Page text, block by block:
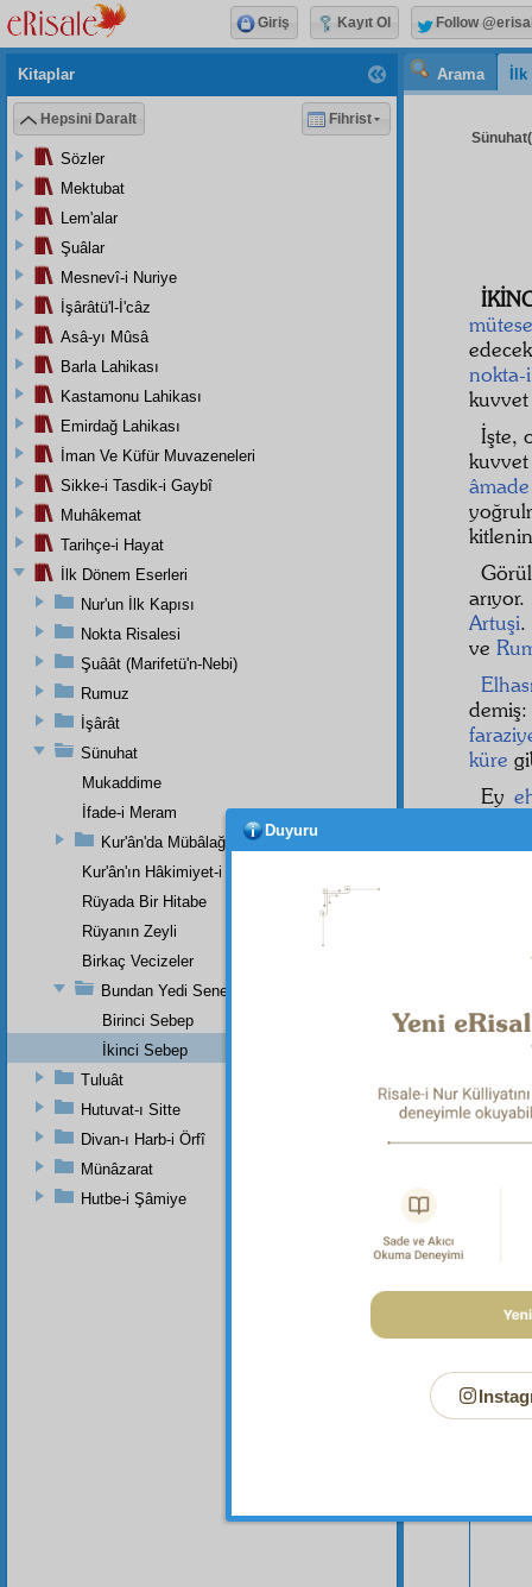
Arama
nokta-
İşte,
âmade
Artuşi.
ve
küre
Ey
Bu
Kitaplar
Hepsini Daralt Fihrist
Sözler
Mektubat
Lem'alar
Şuâlar
Mesnevî-i Nuriye
İşârâtü'l-İ'câz
Asâ-yı Mûsâ
Barla Lahikası
Kastamonu Lahikası
Emirdağ Lahikası
İman Ve Küfür Muvazeneleri
Sikke-i Tasdik-i Gaybî
Muhâkemat
Tarihçe-i Hayat
İlk Dönem Eserleri
Nur'un İlk Kapısı
Nokta Risalesi
Şuâât (Marifetü'n-Nebi)
Rumuz
İşârât
Sünuhat
Mukaddime
İfade-i Meram
Kur'ân'da Mübâlağa, Mücâzefe Yoktur
Kur'ân'ın Hâkimiyet-i Mutlakası
Rüyada Bir Hitabe
Rüyanın Zeyli
Birkaç Vecizeler
Bundan Yedi Sene Evvel Bir Risaleme Yazdığım Zeyl
Birinci Sebep
İkinci Sebep
Tuluât
Hutuvat-ı Sitte
Divan-ı Harb-i Örfî
Münâzarat
Hutbe-i Şâmiye
Giriş Kayıt Ol Follow
Duyuru